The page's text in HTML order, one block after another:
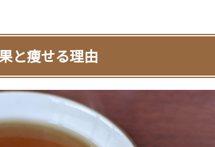
と痩せる理由